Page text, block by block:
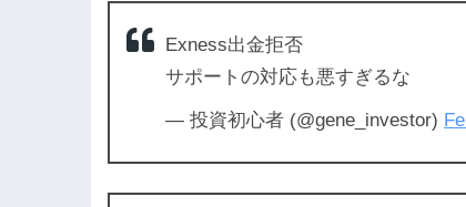
Exness出金拒否
サポートの対応も悪すぎるな
— 投資初心者 (@gene_investor)